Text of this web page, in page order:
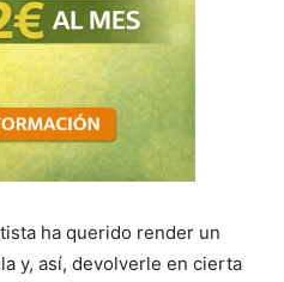
ha querido render un
y, así, devolverle en cierta